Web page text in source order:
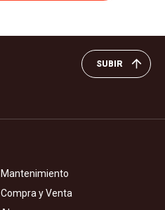
SUBIR
Mantenimiento
Compra y Venta